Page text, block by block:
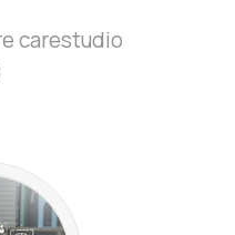
carestudio